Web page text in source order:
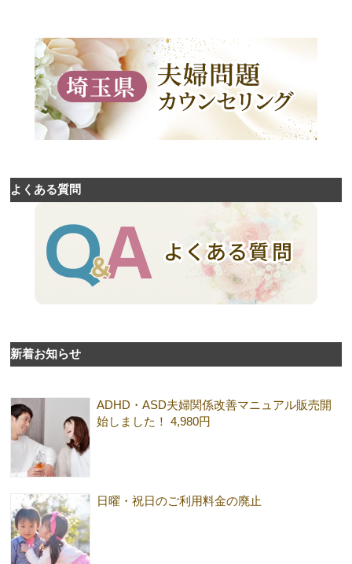
よくある質問
新着お知らせ
ADHD・ASD夫婦関係改善マニュアル販売開
始しました！ 4,980円
日曜・祝日のご利用料金の廃止